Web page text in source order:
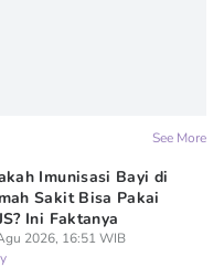
See More
Imunisasi Bayi di
Sakit Bisa Pakai
Ini Faktanya
2026, 16:51 WIB